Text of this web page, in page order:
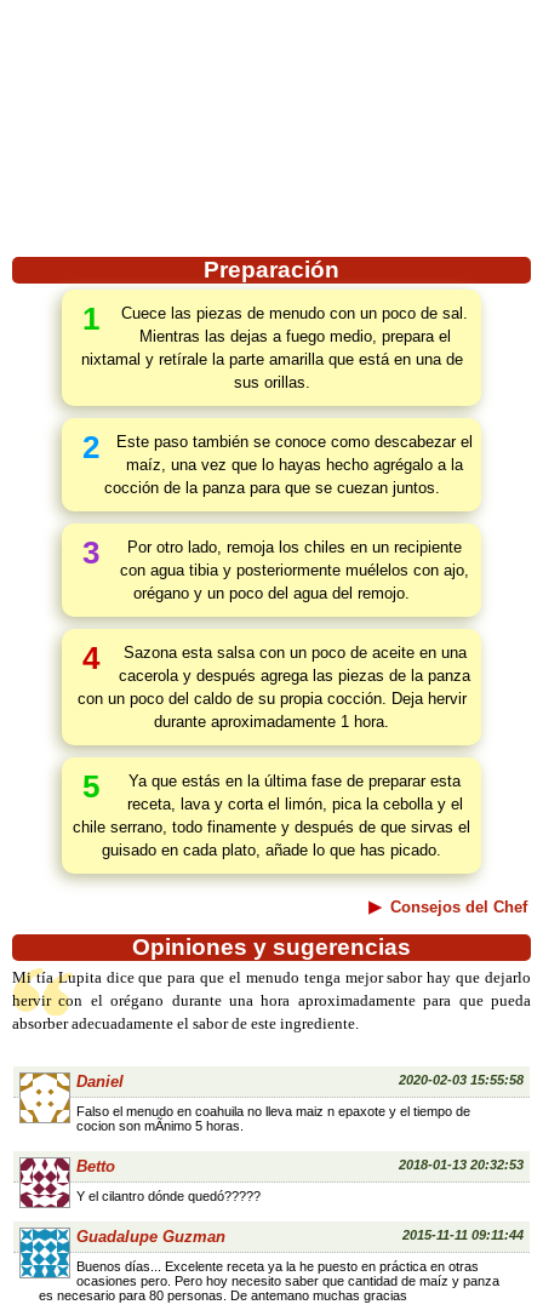
Preparación
1
Cuece las piezas de menudo con un poco de sal.
Mientras las dejas a fuego medio, prepara el
nixtamal y retírale la parte amarilla que está en una de
sus orillas.
2
Este paso también se conoce como descabezar el
maíz, una vez que lo hayas hecho agrégalo a la
cocción de la panza para que se cuezan juntos.
3
Por otro lado, remoja los chiles en un recipiente
con agua tibia y posteriormente muélelos con ajo,
orégano y un poco del agua del remojo.
4
Sazona esta salsa con un poco de aceite en una
cacerola y después agrega las piezas de la panza
con un poco del caldo de su propia cocción. Deja hervir
durante aproximadamente 1 hora.
5
Ya que estás en la última fase de preparar esta
receta, lava y corta el limón, pica la cebolla y el
chile serrano, todo finamente y después de que sirvas el
guisado en cada plato, añade lo que has picado.
Consejos del Chef
Opiniones y sugerencias
Mi tía Lupita dice que para que el menudo tenga mejor sabor hay que dejarlo
hervir con el orégano durante una hora aproximadamente para que pueda
absorber adecuadamente el sabor de este ingrediente.
Daniel 2020-02-03 15:55:58
Falso el menudo en coahuila no lleva maiz n epaxote y el tiempo de
cocion son mÃ­nimo 5 horas.
Betto 2018-01-13 20:32:53
Y el cilantro dónde quedó?????
Guadalupe Guzman 2015-11-11 09:11:44
Buenos días... Excelente receta ya la he puesto en práctica en otras
ocasiones pero. Pero hoy necesito saber que cantidad de maíz y panza
es necesario para 80 personas. De antemano muchas gracias